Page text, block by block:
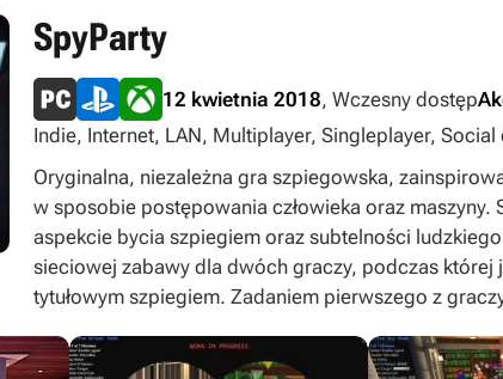
SpyParty
12 kwietnia 2018, Wczesny dostęp
Indie, Internet, LAN, Multiplayer, Singleplayer,
Oryginalna, niezależna gra szpiegowska,
w sposobie postępowania człowieka oraz
aspekcie bycia szpiegiem oraz subtelności
sieciowej zabawy dla dwóch graczy, podczas
tytułowym szpiegiem. Zadaniem pierwszego z
określone zadanie w taki sposób, aby swoim